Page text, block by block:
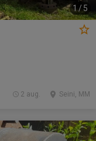
1/5
Seini, MM
2 aug.